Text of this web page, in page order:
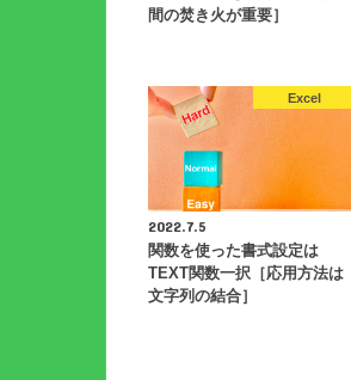
間の焚き火が重要］
Excel
2022.7.5
関数を使った書式設定は
TEXT関数一択［応用方法は
文字列の結合］